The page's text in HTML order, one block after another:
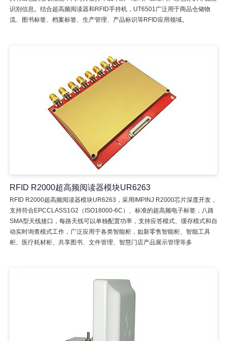
识别信息。结合超高频阅读器和RFID手持机，UT6501广泛用于商品仓储物
流、图书标签、档案标签、生产管理、产品标识等RFID应用领域。
RFID R2000超高频阅读器模块UR6263
RFID R2000超高频阅读器模块UR6263，采用IMPINJ R2000芯片深度开发，
支持符合EPCCLASS1G2（ISO18000-6C）、标准的超高频电子标签，八路
SMA型天线接口，每路天线可以单独配置功率，支持应答模式、缓存模式和自
动实时询查模式工作，广泛应用于各类智能柜，如新零售智能柜、智能工具
柜、医疗耗材柜、共享图书、文件管理、智慧门店产品展示管理等多